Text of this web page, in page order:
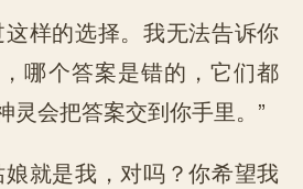
这样的选择。我无法告诉你
哪个答案是错的，它们都
灵会把答案交到你手里。”
就是我，对吗？你希望我